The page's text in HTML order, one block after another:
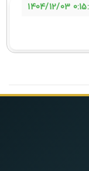
0:15:14